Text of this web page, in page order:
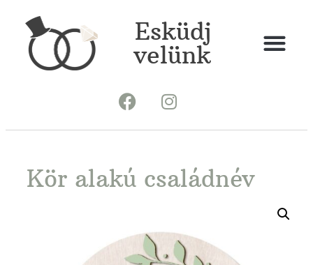
Esküdj
velünk
Kör alakú családnév